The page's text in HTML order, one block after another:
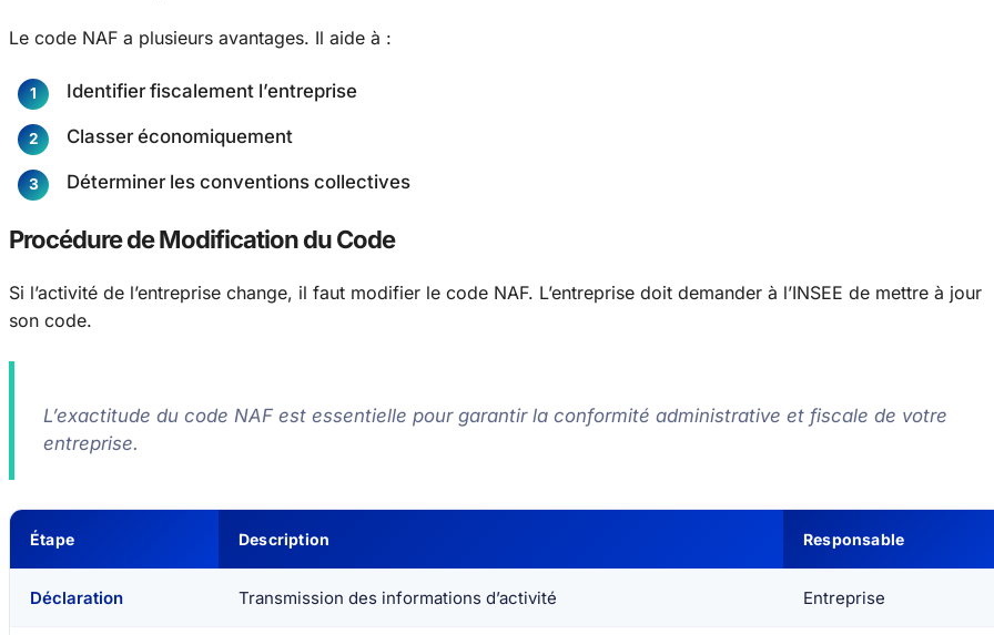
Le code NAF a plusieurs avantages. Il aide à :
Identifier fiscalement l’entreprise
Classer économiquement
Déterminer les conventions collectives
Procédure de Modification du Code
Si l’activité de l’entreprise change, il faut modifier le code NAF. L’entreprise doit demander à l’INSEE de mettre à jour
son code.
L’exactitude du code NAF est essentielle pour garantir la conformité administrative et fiscale de votre
entreprise.
Étape Description Responsable
Déclaration Transmission des informations d’activité Entreprise